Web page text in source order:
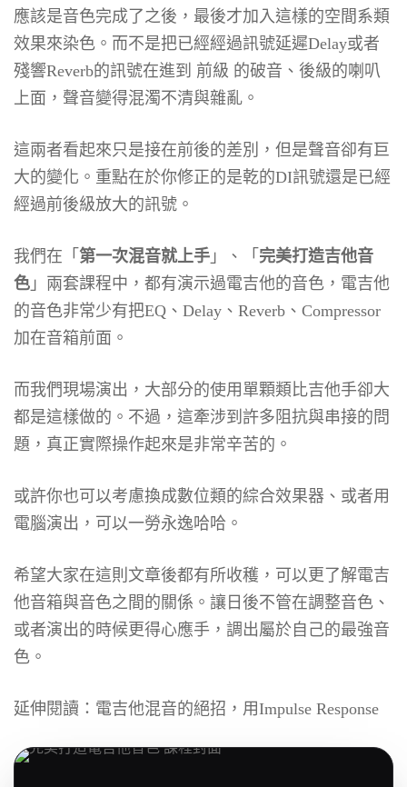
應該是音色完成了之後，最後才加入這樣的空間系類
效果來染色。而不是把已經經過訊號延遲Delay或者
殘響Reverb的訊號在進到 前級 的破音、後級的喇叭
上面，聲音變得混濁不清與雜亂。
這兩者看起來只是接在前後的差別，但是聲音卻有巨
大的變化。重點在於你修正的是乾的DI訊號還是已經
經過前後級放大的訊號。
我們在「 第一次混音就上手 」、「 完美打造吉他音
色 」兩套課程中，都有演示過電吉他的音色，電吉他
的音色非常少有把EQ、Delay、Reverb、Compressor
加在音箱前面。
而我們現場演出，大部分的使用單顆類比吉他手卻大
都是這樣做的。不過，這牽涉到許多阻抗與串接的問
題，真正實際操作起來是非常辛苦的。
或許你也可以考慮換成數位類的綜合效果器、或者用
電腦演出，可以一勞永逸哈哈。
希望大家在這則文章後都有所收穫，可以更了解電吉
他音箱與音色之間的關係。讓日後不管在調整音色、
或者演出的時候更得心應手，調出屬於自己的最強音
色。
延伸閱讀： 電吉他混音的絕招，用Impulse Response